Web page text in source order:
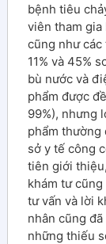
bệnh tiêu
viên tham gia
cũng như
11% và 45%
bù nước và
phẩm được
99%), nhưng
phẩm thường
sở y tế công
tiên giới
khám tư
tư vấn và lời
nhân cũng
những thiếu